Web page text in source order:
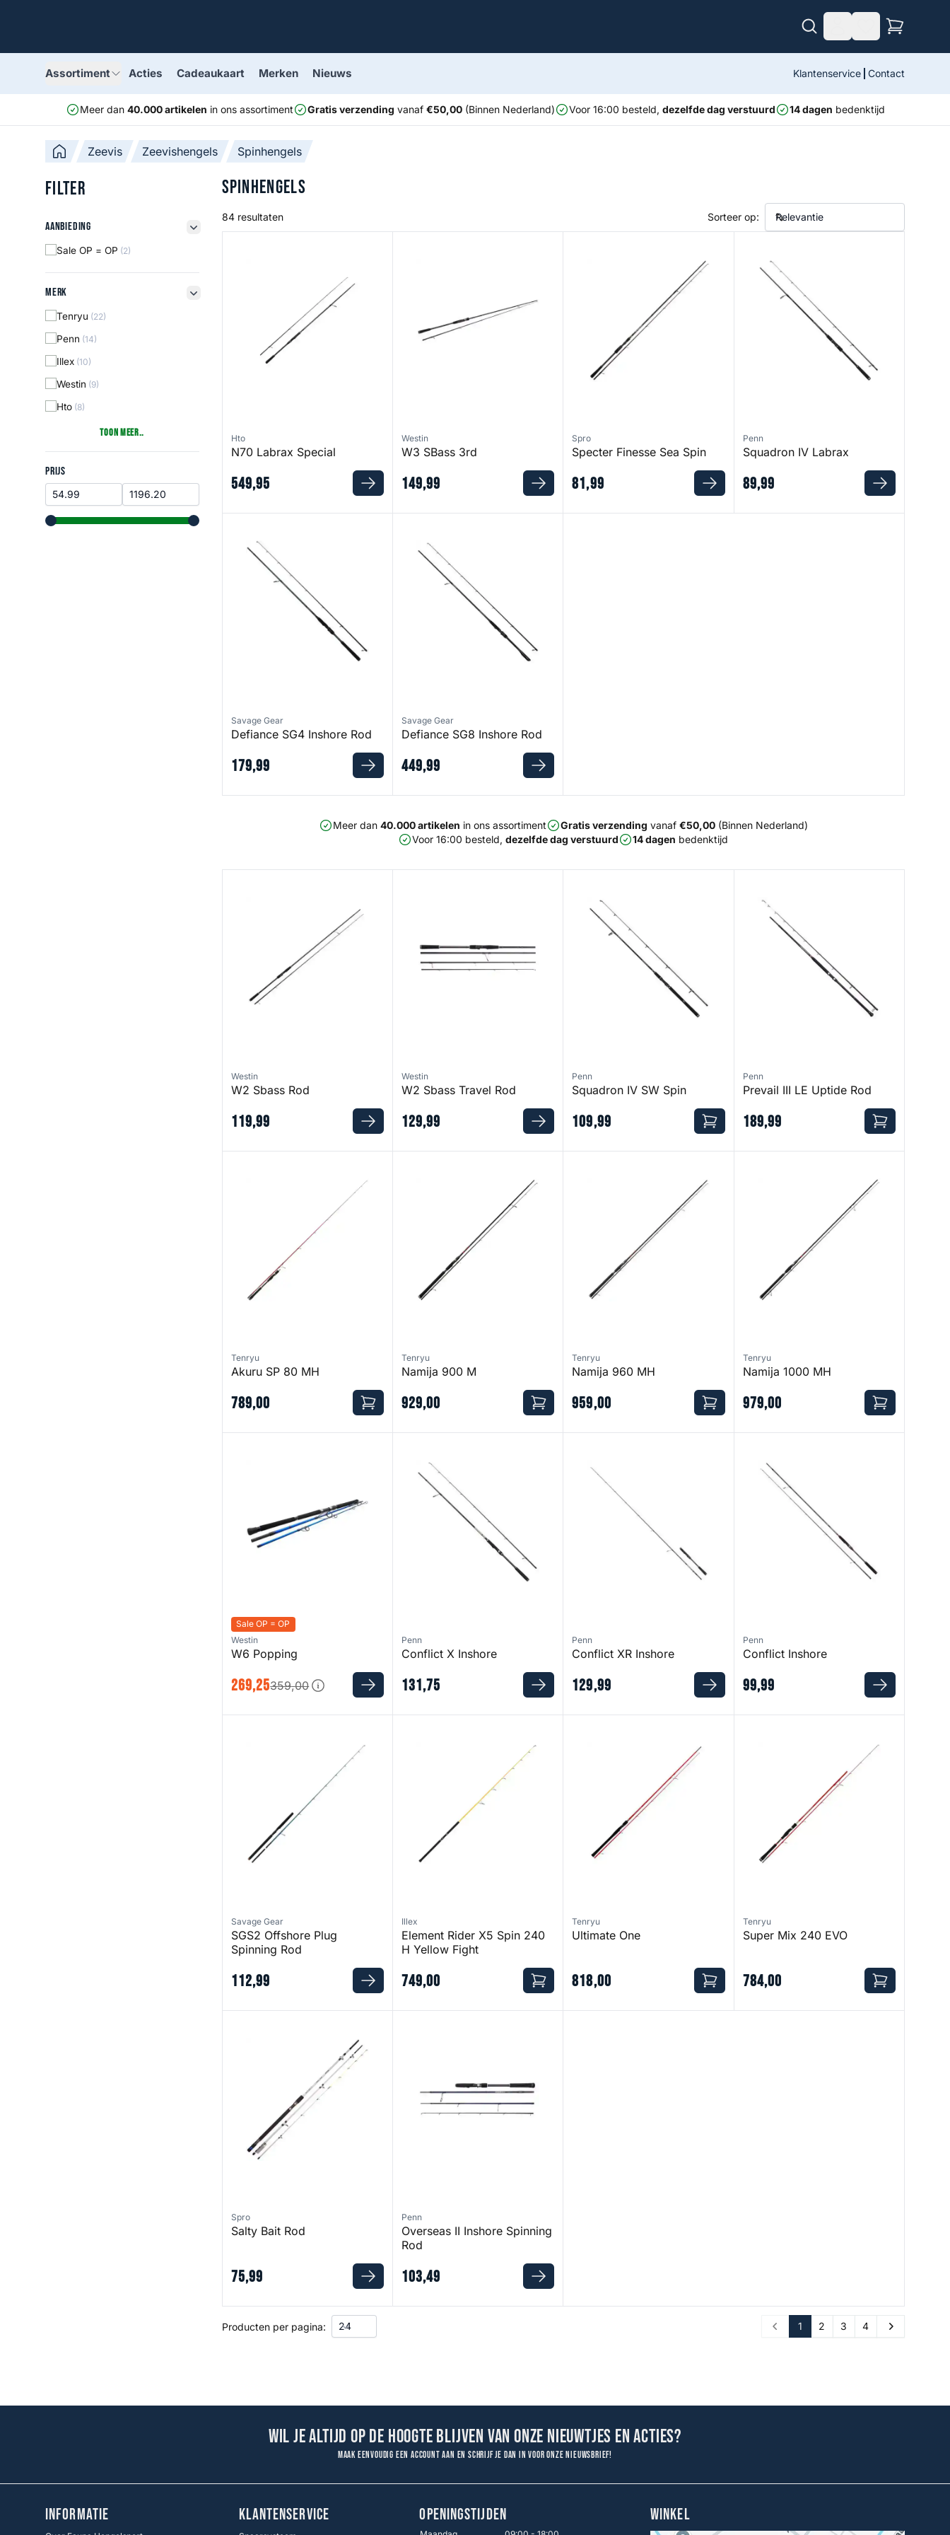
Assortiment Acties Cadeaukaart Merken Nieuws Klantenservice Contact
Meer dan 40.000 artikelen in ons assortiment Gratis verzending vanaf €50,00(Binnen Nederland) Voor 16:00 besteld, dezelfde dag verstuurd 14 dagen bedenktijd
Zeevis Zeevishengels Spinhengels
Filter
Aanbieding
Aanbieding filter button
Sale OP = OP (2)
Merk
Merk filter button
Tenryu (22)
Penn (14)
Illex (10)
Westin (9)
Hto (8)
Toon Meer..
Prijs
PRIJS
range slider button range slider button
Spinhengels
84 resultaten Sorteer op:
Hto
N70 Labrax Special
549,95
Westin
W3 SBass 3rd
149,99
Spro
Specter Finesse Sea Spin
81,99
Penn
Squadron IV Labrax
89,99
Savage Gear
Defiance SG4 Inshore Rod
179,99
Savage Gear
Defiance SG8 Inshore Rod
449,99
Meer dan 40.000 artikelen in ons assortiment Gratis verzending vanaf €50,00(Binnen Nederland)
Voor 16:00 besteld,dezelfde dag verstuurd 14 dagen bedenktijd
Westin
W2 Sbass Rod
119,99
Westin
W2 Sbass Travel Rod
129,99
Penn
Squadron IV SW Spin
109,99
Penn
Prevail III LE Uptide Rod
189,99
Tenryu
Akuru SP 80 MH
789,00
Tenryu
Namija 900 M
929,00
Tenryu
Namija 960 MH
959,00
Tenryu
Namija 1000 MH
979,00
Sale OP = OP
Westin
W6 Popping
269,25359,00
Penn
Conflict X Inshore
131,75
Penn
Conflict XR Inshore
129,99
Penn
Conflict Inshore
99,99
Savage Gear
SGS2 Offshore Plug
Spinning Rod
112,99
Illex
Element Rider X5 Spin 240
H Yellow Fight
749,00
Tenryu
Ultimate One
818,00
Tenryu
Super Mix 240 EVO
784,00
Spro
Salty Bait Rod
75,99
Penn
Overseas II Inshore Spinning
Rod
103,49
Producten per pagina: Prev 1 2 3 4 Next
Wil je altijd op de hoogte blijven van onze nieuwtjes en acties?
Maak eenvoudig een account aan en schrijf je dan in voor onze nieuwsbrief!
INFORMATIE KLANTENSERVICE OPENINGSTIJDEN WINKEL